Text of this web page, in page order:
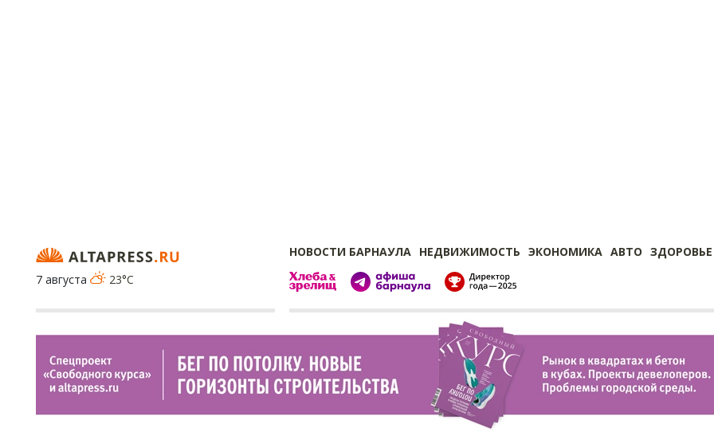
НОВОСТИ БАРНАУЛА НЕДВИЖИМОСТЬ ЭКОНОМИКА АВТО ЗДОРОВЬЕ
7 августа
23°C